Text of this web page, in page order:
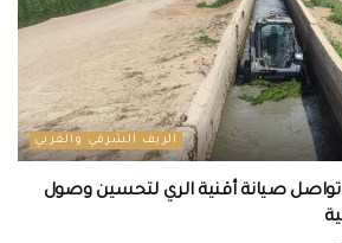
الريف الشرقي والغربي
تواصل صيانة أقنية الري لتحسين وصول